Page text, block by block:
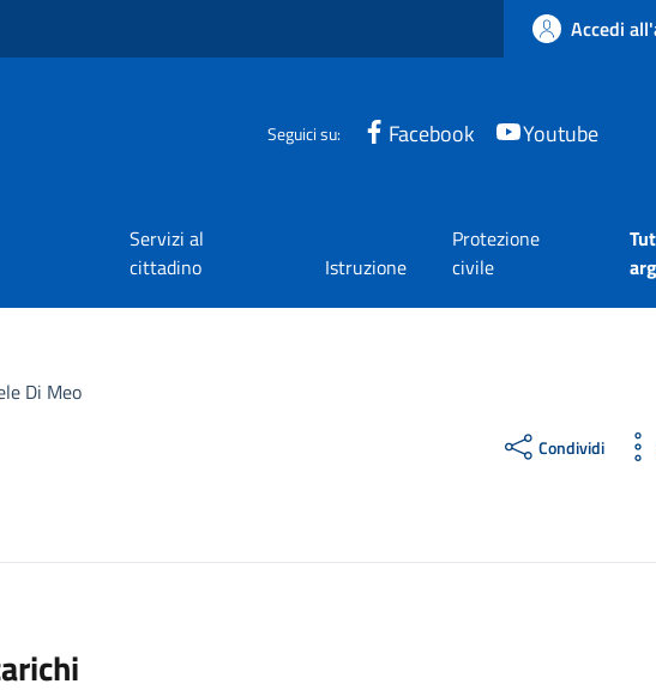
Accedi
Seguici su: Facebook Youtube
Servizi al
cittadino
Istruzione
Protezione
civile
Di Meo
Condividi